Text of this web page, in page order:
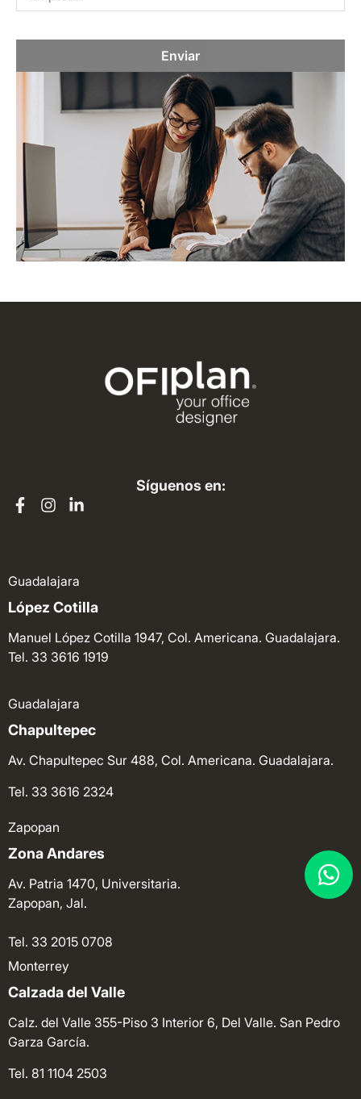
Enviar
Síguenos en:
Guadalajara
López Cotilla
Manuel López Cotilla 1947, Col. Americana. Guadalajara.
Tel. 33 3616 1919
Guadalajara
Chapultepec
Av. Chapultepec Sur 488, Col. Americana. Guadalajara.
Tel. 33 3616 2324
Zapopan
Zona Andares
Av. Patria 1470, Universitaria.
Zapopan, Jal.
Tel. 33 2015 0708
Monterrey
Calzada del Valle
Calz. del Valle 355-Piso 3 Interior 6, Del Valle. San Pedro
Garza García.
Tel. 81 1104 2503